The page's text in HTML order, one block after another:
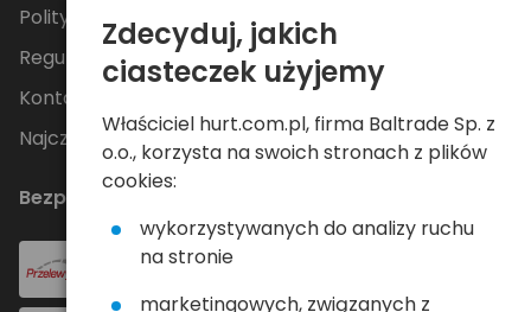
Polityka Prywatności
Regulamin
Kontakt
Najczęściej zadawane pytania
Bezpieczne płatności
Zdecyduj, jakich
ciasteczek użyjemy
Właściciel hurt.com.pl, firma Baltrade Sp. z
o.o., korzysta na swoich stronach z plików
cookies:
wykorzystywanych do analizy ruchu
na stronie
marketingowych, związanych z